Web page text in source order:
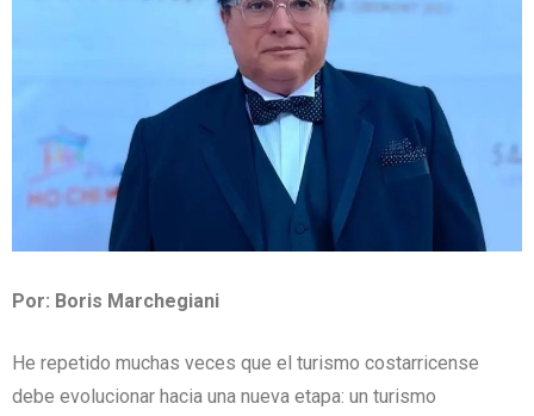
Por: Boris Marchegiani
He repetido muchas veces que el turismo costarricense
debe evolucionar hacia una nueva etapa: un turismo